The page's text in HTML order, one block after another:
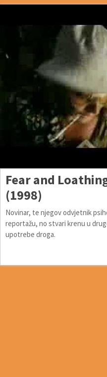
Fear and
(1998)
Novinar, te njegov odvjetnik
reportažu, no stvari krenu u
upotrebe droga.